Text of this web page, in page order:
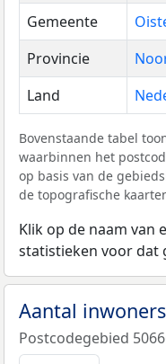
Gemeente
Provincie
Land
Bovenstaande tabel
waarbinnen het
op basis van de
de topografische
Klik op de naam van
statistieken voor dat
Aantal
Postcodegebied